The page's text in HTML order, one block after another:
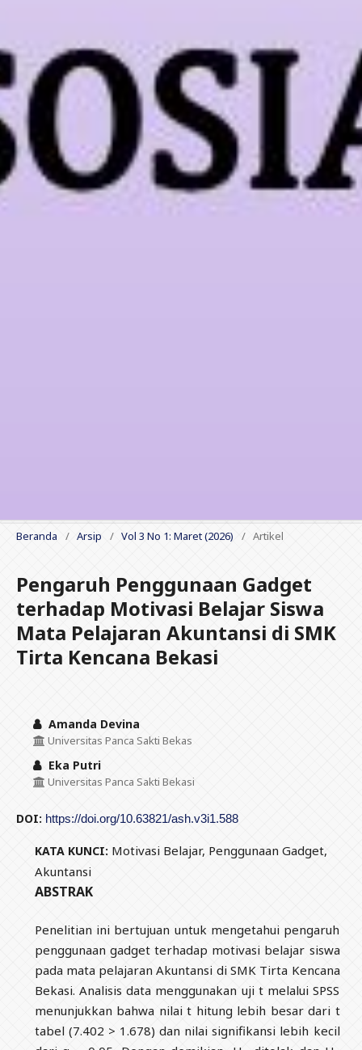
Beranda / Arsip / Vol 3 No 1: Maret (2026) / Artikel
Pengaruh Penggunaan Gadget
terhadap Motivasi Belajar Siswa
Mata Pelajaran Akuntansi di SMK
Tirta Kencana Bekasi
Amanda Devina
Universitas Panca Sakti Bekas
Eka Putri
Universitas Panca Sakti Bekasi
DOI: https://doi.org/10.63821/ash.v3i1.588
KATA KUNCI: Motivasi Belajar, Penggunaan Gadget,
Akuntansi
ABSTRAK
Penelitian ini bertujuan untuk mengetahui pengaruh
penggunaan gadget terhadap motivasi belajar siswa
pada mata pelajaran Akuntansi di SMK Tirta Kencana
Bekasi. Analisis data menggunakan uji t melalui SPSS
menunjukkan bahwa nilai t hitung lebih besar dari t
tabel (7.402 > 1.678) dan nilai signifikansi lebih kecil